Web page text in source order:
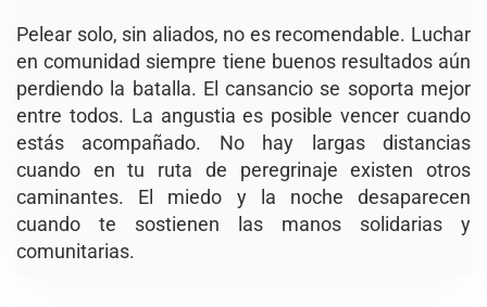
Pelear solo, sin aliados, no es recomendable. Luchar
en comunidad siempre tiene buenos resultados aún
perdiendo la batalla. El cansancio se soporta mejor
entre todos. La angustia es posible vencer cuando
estás acompañado. No hay largas distancias
cuando en tu ruta de peregrinaje existen otros
caminantes. El miedo y la noche desaparecen
cuando te sostienen las manos solidarias y
comunitarias.